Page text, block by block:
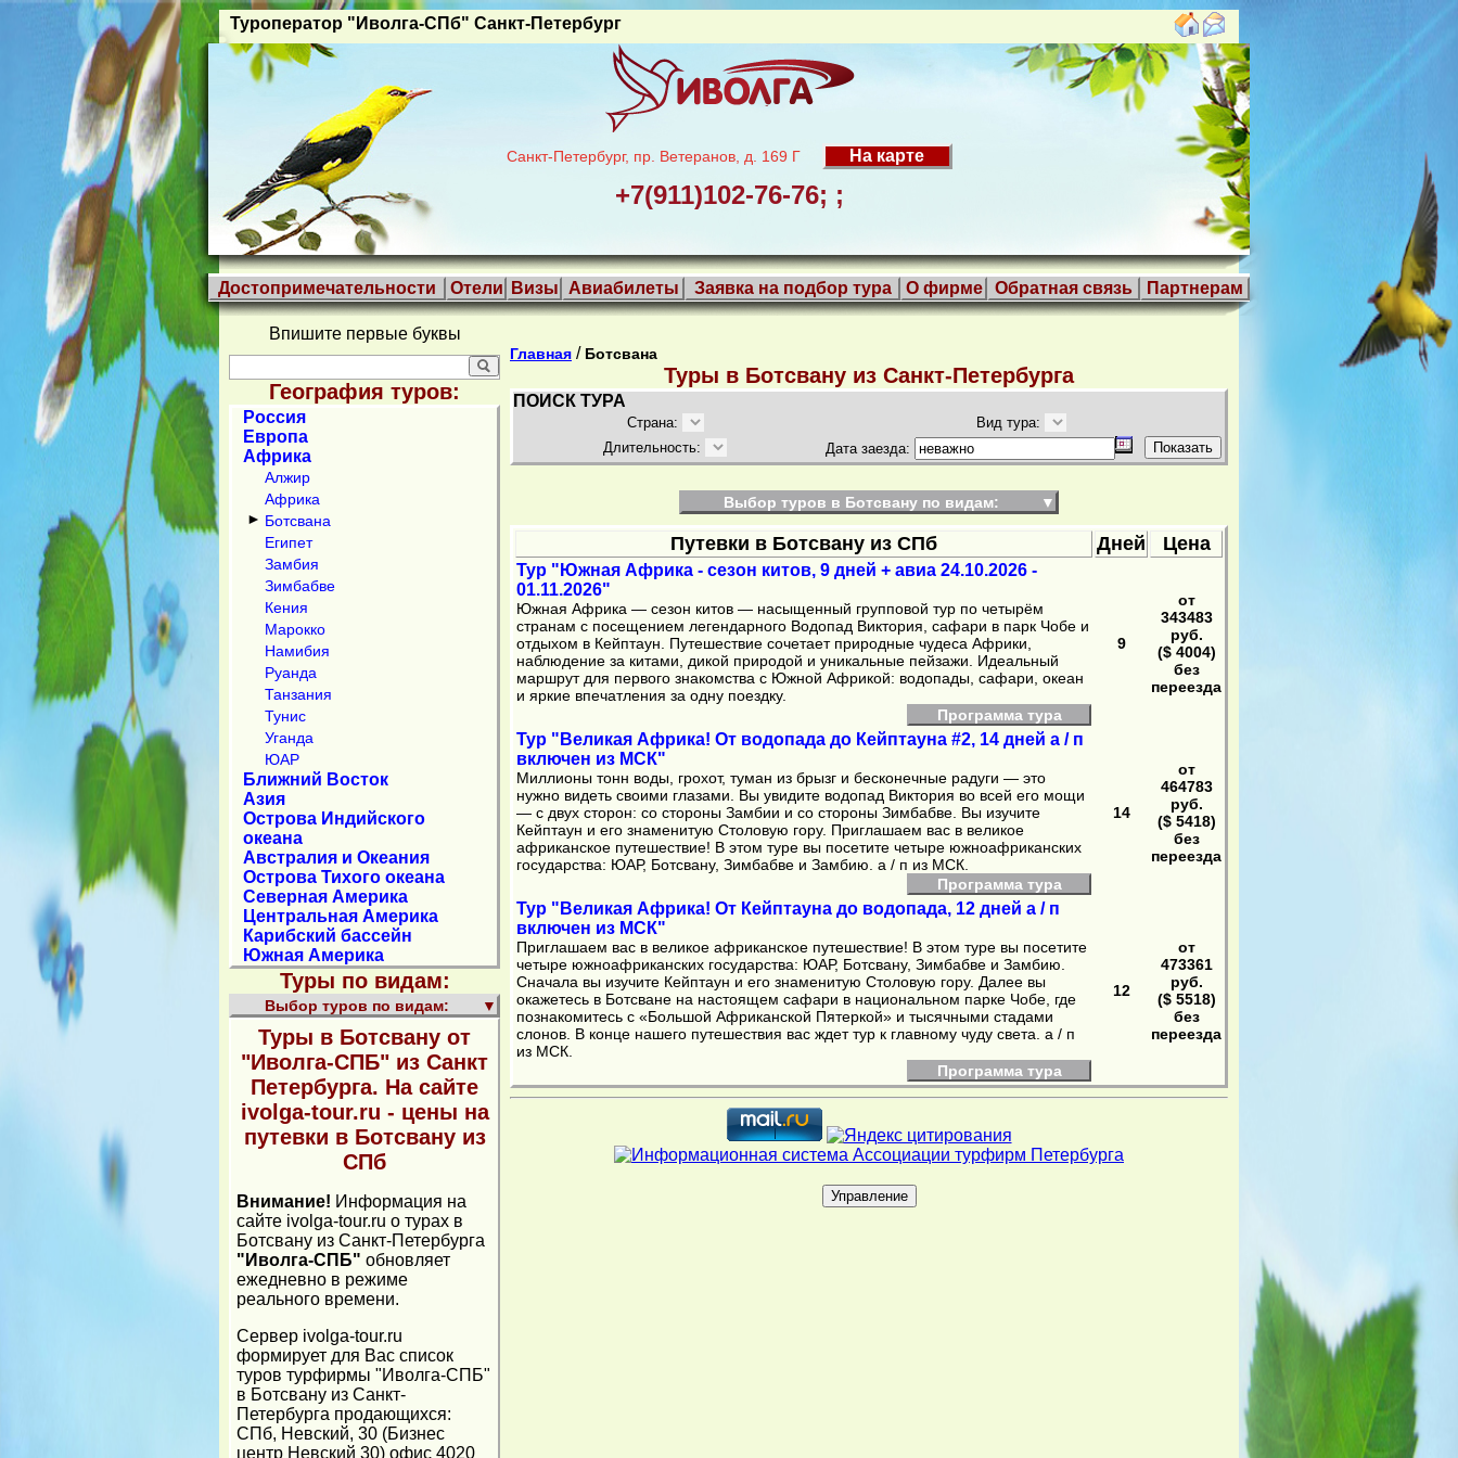
Санкт-Петербург, пр. Ветеранов, д. 169 Г На карте
+7(911)102-76-76; ;
Туроператор "Иволга-СПб" Санкт-Петербург
Достопримечательности Отели Визы Авиабилеты Заявка на подбор тура О фирме Обратная связь Партнерам
Впишите первые буквы
География туров:
Россия
Европа
Африка
Алжир
Африка
► Ботсвана
Египет
Замбия
Зимбабве
Кения
Марокко
Намибия
Руанда
Танзания
Тунис
Уганда
ЮАР
Ближний Восток
Азия
Острова Индийского
океана
Австралия и Океания
Острова Тихого океана
Северная Америка
Центральная Америка
Карибский бассейн
Южная Америка
Туры по видам:
Выбор туров по видам: ▼
Туры в Ботсвану от
"Иволга-СПБ" из Санкт
Петербурга. На сайте
ivolga-tour.ru - цены на
путевки в Ботсвану из
СПб
Внимание! Информация на
сайте ivolga-tour.ru о турах в
Ботсвану из Санкт-Петербурга
"Иволга-СПБ" обновляет
ежедневно в режиме
реального времени.
Cервер ivolga-tour.ru
формирует для Вас список
туров турфирмы "Иволга-СПБ"
в Ботсвану из Санкт-
Петербурга продающихся:
СПб, Невский, 30 (Бизнес
центр Невский 30) офис 4020
Главная / Ботсвана
Туры в Ботсвану из Санкт-Петербурга
ПОИСК ТУРА
Страна:
Вид тура:
Длительность:
Дата заезда:
Выбор туров в Ботсвану по видам: ▼
Путевки в Ботсвану из СПб Дней Цена
Тур "Южная Африка - сезон китов, 9 дней + авиа 24.10.2026 -
01.11.2026"
Южная Африка — сезон китов — насыщенный групповой тур по четырём
странам с посещением легендарного Водопад Виктория, сафари в парк Чобе и
отдыхом в Кейптаун. Путешествие сочетает природные чудеса Африки,
наблюдение за китами, дикой природой и уникальные пейзажи. Идеальный
маршрут для первого знакомства с Южной Африкой: водопады, сафари, океан
и яркие впечатления за одну поездку.
Программа тура
9
от
343483
руб.
($ 4004)
без
переезда
Тур "Великая Африка! От водопада до Кейптауна #2, 14 дней а / п
включен из МСК"
Миллионы тонн воды, грохот, туман из брызг и бесконечные радуги — это
нужно видеть своими глазами. Вы увидите водопад Виктория во всей его мощи
— с двух сторон: со стороны Замбии и со стороны Зимбабве. Вы изучите
Кейптаун и его знаменитую Столовую гору. Приглашаем вас в великое
африканское путешествие! В этом туре вы посетите четыре южноафриканских
государства: ЮАР, Ботсвану, Зимбабве и Замбию. а / п из МСК.
Программа тура
14
от
464783
руб.
($ 5418)
без
переезда
Тур "Великая Африка! От Кейптауна до водопада, 12 дней а / п
включен из МСК"
Приглашаем вас в великое африканское путешествие! В этом туре вы посетите
четыре южноафриканских государства: ЮАР, Ботсвану, Зимбабве и Замбию.
Сначала вы изучите Кейптаун и его знаменитую Столовую гору. Далее вы
окажетесь в Ботсване на настоящем сафари в национальном парке Чобе, где
познакомитесь с «Большой Африканской Пятеркой» и тысячными стадами
слонов. В конце нашего путешествия вас ждет тур к главному чуду света. а / п
из МСК.
Программа тура
12
от
473361
руб.
($ 5518)
без
переезда